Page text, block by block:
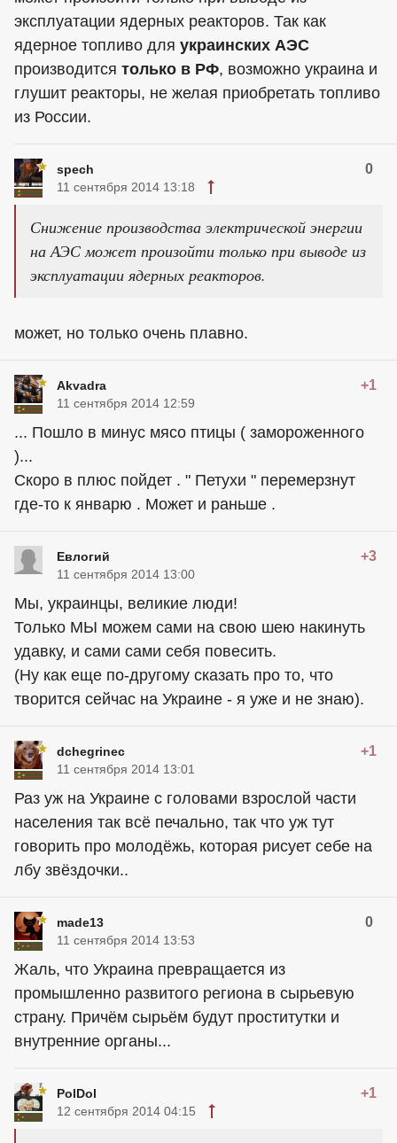
эксплуатации ядерных реакторов. Так как
ядерное топливо для украинских АЭС
производится только в РФ, возможно украина и
глушит реакторы, не желая приобретать топливо
из России.
spech 0
11 сентября 2014 13:18
Снижение производства электрической энергии
на АЭС может произойти только при выводе из
эксплуатации ядерных реакторов.
может, но только очень плавно.
Akvadra +1
11 сентября 2014 12:59
... Пошло в минус мясо птицы ( замороженного
)...
Скоро в плюс пойдет . " Петухи " перемерзнут
где-то к январю . Может и раньше .
Евлогий +3
11 сентября 2014 13:00
Мы, украинцы, великие люди!
Только МЫ можем сами на свою шею накинуть
удавку, и сами сами себя повесить.
(Ну как еще по-другому сказать про то, что
творится сейчас на Украине - я уже и не знаю).
dchegrinec +1
11 сентября 2014 13:01
Раз уж на Украине с головами взрослой части
населения так всё печально, так что уж тут
говорить про молодёжь, которая рисует себе на
лбу звёздочки..
made13 0
11 сентября 2014 13:53
Жаль, что Украина превращается из
промышленно развитого региона в сырьевую
страну. Причём сырьём будут проститутки и
внутренние органы...
PolDol +1
12 сентября 2014 04:15